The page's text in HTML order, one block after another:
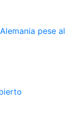
pese al